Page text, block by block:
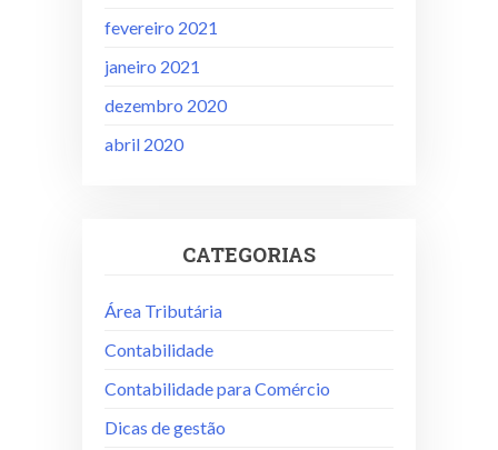
fevereiro 2021
janeiro 2021
dezembro 2020
abril 2020
CATEGORIAS
Área Tributária
Contabilidade
Contabilidade para Comércio
Dicas de gestão